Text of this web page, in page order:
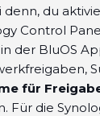
denn, du
Control
der BluOS
für
Für die